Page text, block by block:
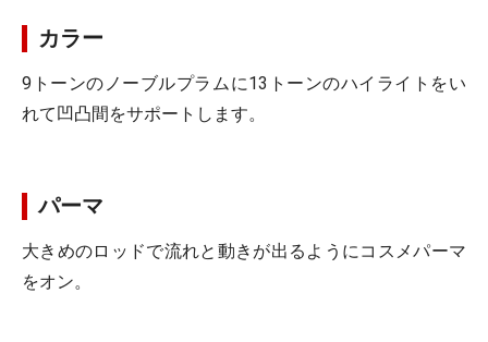
カラー
9トーンのノーブルプラムに13トーンのハイライトをい
れて凹凸間をサポートします。
パーマ
大きめのロッドで流れと動きが出るようにコスメパーマ
をオン。